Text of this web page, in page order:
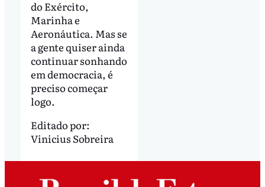
do Exército,
Marinha e
Aeronáutica. Mas se
a gente quiser ainda
continuar sonhando
em democracia, é
preciso começar
logo.
Editado por:
Vinicius Sobreira